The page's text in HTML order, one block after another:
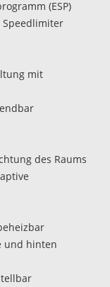
(ESP)
Speedlimiter
mit
des Raums
und hinten